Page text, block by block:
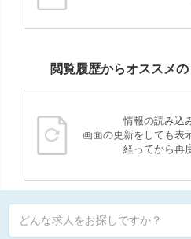
閲覧履歴からオススメ
情報の読み込
画面の更新をしても表
経ってから再
どんな求人をお探しですか？